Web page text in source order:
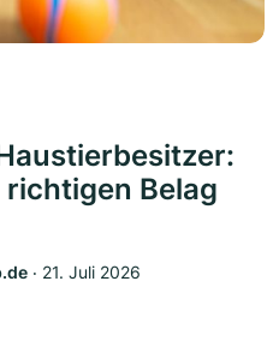
Belag
‧ 21. Juli 2026